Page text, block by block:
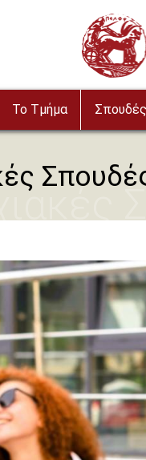
Image
To Τμήμα Σπουδές